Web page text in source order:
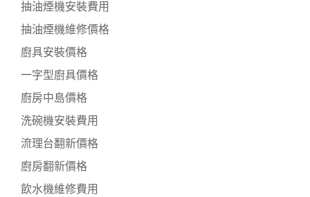
抽油煙機安裝費用
抽油煙機維修價格
廚具安裝價格
一字型廚具價格
廚房中島價格
洗碗機安裝費用
流理台翻新價格
廚房翻新價格
飲水機維修費用